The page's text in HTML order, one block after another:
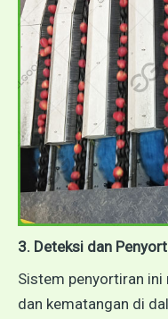
3. Deteksi dan
Sistem penyortiran
dan kematangan di